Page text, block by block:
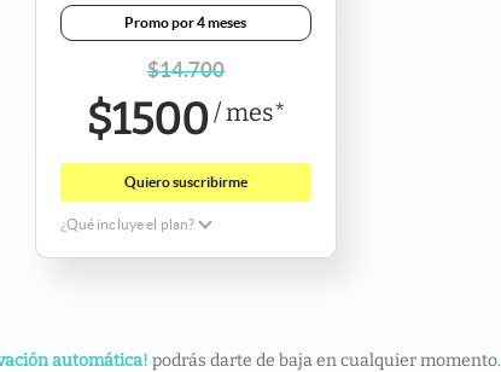
Promo por 4 meses
$14.700
$1500/mes*
Quiero suscribirme
¿Qué incluye el plan?
automática! podrás darte de baja en cualquier momento.